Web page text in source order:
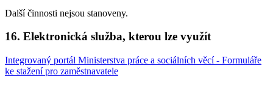
Další činnosti nejsou stanoveny.
16. Elektronická služba, kterou lze využít
Integrovaný portál Ministerstva práce a sociálních věcí - Formuláře
ke stažení pro zaměstnavatele